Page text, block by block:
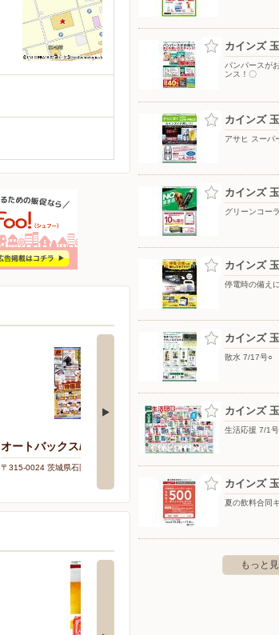
オートバックス/石岡八軒台
〒315-0024 茨城県石岡市八軒台2-28
ヤマダデン
〒315-0001 茨城
石岡内
カインズ
パンパースが
ンス！〇
カインズ
アサヒ スーパ
カインズ
グリーンコー
カインズ
停電時の備え
カインズ
散水 7/17号○
カインズ
生活応援 7/1号
カインズ
夏の飲料合同
もっと